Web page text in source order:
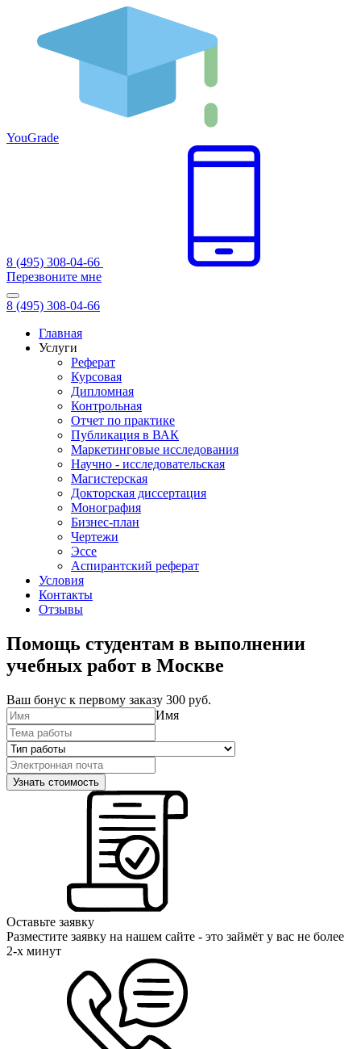
YouGrade
8 (495) 308-04-66
Перезвоните мне
8 (495) 308-04-66
Главная
Услуги
Реферат
Курсовая
Дипломная
Контрольная
Отчет по практике
Публикация в ВАК
Маркетинговые исследования
Научно - исследовательская
Магистерская
Докторская диссертация
Монография
Бизнес-план
Чертежи
Эссе
Аспирантский реферат
Условия
Контакты
Отзывы
Помощь студентам в выполнении
учебных работ в Москве
Ваш бонус к первому заказу 300 руб.
Имя
Оставьте заявку
Разместите заявку на нашем сайте - это займёт у вас не более
2-х минут